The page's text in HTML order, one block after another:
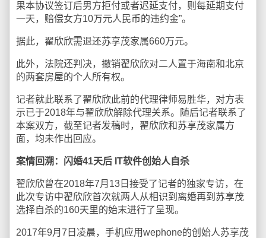
果本协议签订后男方拒付或者迟延支付，则每延期支付
一天，赔偿女方10万元人民币的违约金”。
据此，翟欣欣需退还苏享茂家属660万元。
此外，法院还判决，撤销翟欣欣对二人置于海南和北京
的两套房屋的个人所有权。
记者就此联系了翟欣欣此前的代理律师易胜华，对方表
示已于2018年与翟欣欣解除代理关系。随后记者联系了
本案双方，截至记者发稿时，翟欣欣和苏享茂家属方
面，均未作出回应。
案情回溯：闪婚41天后 IT软件创始人自杀
翟欣欣曾在2018年7月13日接受了记者的独家专访，在
此次专访中翟欣欣首次就两人从相识到离婚再到苏享茂
选择自杀的160天里的始末进行了呈现。
2017年9月7日凌晨，手机应用wephone的创始人苏享茂